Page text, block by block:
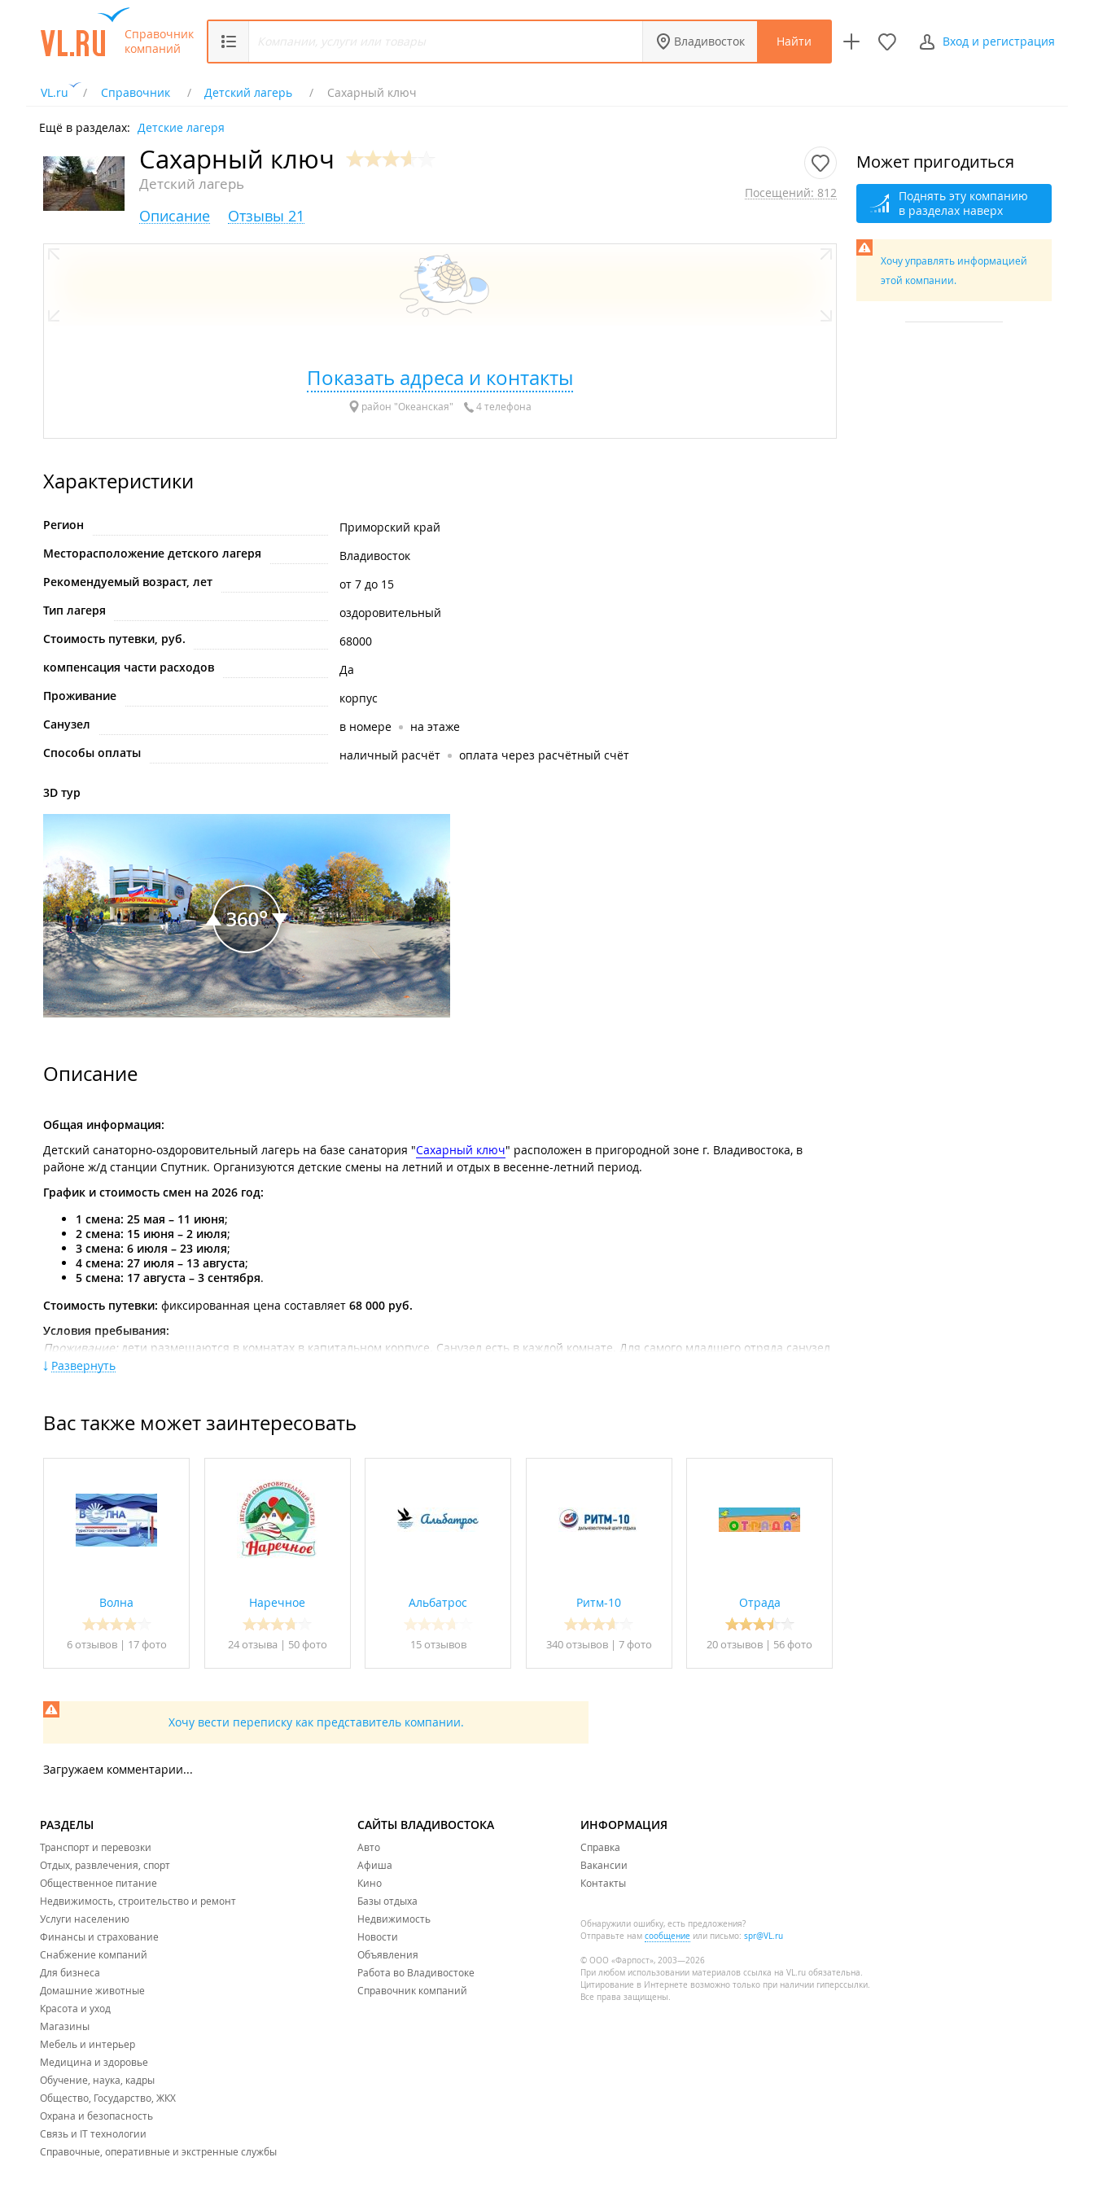
Справочник
компаний
Владивосток Найти Вход и регистрация
VL.ru Справочник Детский лагерь Сахарный ключ
Ещё в разделах: Детские лагеря
Сахарный ключ
Детский лагерь Посещений: 812
Описание Отзывы 21
Показать адреса и контакты
район "Океанская" 4 телефона
Характеристики
Регион
Приморский край
Месторасположение детского лагеря
Владивосток
Рекомендуемый возраст, лет
от 7 до 15
Тип лагеря
оздоровительный
Стоимость путевки, руб.
68000
компенсация части расходов
Да
Проживание
корпус
Санузел
в номере
на этаже
Способы оплаты
наличный расчёт оплата через расчётный счёт
3D тур
Описание
Общая информация:
Детский санаторно-оздоровительный лагерь на базе санатория "Сахарный ключ" расположен в пригородной зоне г. Владивостока, в
районе ж/д станции Спутник. Организуются детские смены на летний и отдых в весенне-летний период.
График и стоимость смен на 2026 год:
1 смена: 25 мая – 11 июня;
2 смена: 15 июня – 2 июля;
3 смена: 6 июля – 23 июля;
4 смена: 27 июля – 13 августа;
5 смена: 17 августа – 3 сентября.
Стоимость путевки: фиксированная цена составляет 68 000 руб.
Условия пребывания:
Проживание: дети размещаются в комнатах в капитальном корпусе. Санузел есть в каждой комнате. Для самого младшего отряда санузел
на этаже.
Инфраструктура:
При оформлении путевки:
Свидетельство о рождении/ паспорт ребенка.
При заезде в лагерь:
наличии показаний:
климатолечение;
магнитотерапия с современными методами лечения;
По желанию и за дополнительную плату организуются увлекательные экскурсии.
Трансфер:
Электропоездомдо ст. Уголная, далее на
до санатория. Или пригородным автобусом до остановки "Сахарный ключ", далее 500 м
пешком.
Развернуть
Вас также может заинтересовать
Волна
6 отзывов| 17 фото
Наречное
24 отзывa | 50 фото
Альбатрос
15 отзывов
Ритм-10
340 отзывов| 7 фото
Отрада
20 отзывов | 56 фото
Хочу вести переписку как представитель компании.
Загружаем комментарии...
Может пригодиться
Поднять эту компанию
в разделах наверх
Хочу управлять информацией
этой компании.
РАЗДЕЛЫ
Транспорт и перевозки
Отдых, развлечения, спорт
Общественное питание
Недвижимость, строительство и ремонт
Услуги населению
Финансы и страхование
Снабжение компаний
Для бизнеса
Домашние животные
Красота и уход
Магазины
Мебель и интерьер
Медицина и здоровье
Обучение, наука, кадры
Общество, Государство, ЖКХ
Охрана и безопасность
Связь и IT технологии
Справочные, оперативные и экстренные службы
САЙТЫ ВЛАДИВОСТОКА
Авто
Афиша
Кино
Базы отдыха
Недвижимость
Новости
Объявления
Работа во Владивостоке
Справочник компаний
ИНФОРМАЦИЯ
Справка
Вакансии
Контакты
Обнаружили ошибку, есть предложения?
Отправьте нам сообщение или письмо: spr@VL.ru
© ООО «Фарпост», 2003—2026
При любом использовании материалов ссылка на VL.ru обязательна.
Цитирование в Интернете возможно только при наличии гиперссылки.
Все права защищены.